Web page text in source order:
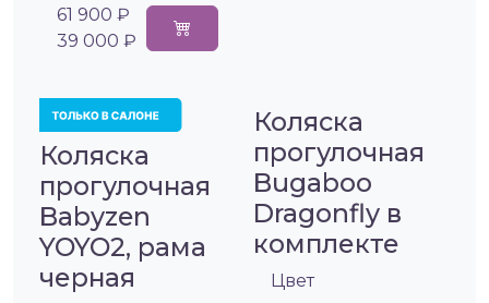
61 900 ₽
39 000 ₽
Коляска
прогулочная
Babyzen
YOYO2, рама
черная
Коляска
прогулочная
Bugaboo
Dragonfly в
комплекте
Цвет